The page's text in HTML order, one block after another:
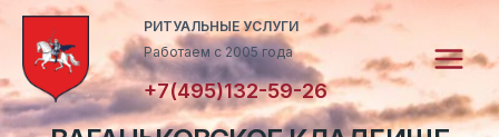
Перейти
содержимому
РИТУАЛЬНЫЕ УСЛУГИ
Работаем с 2005 года
+7(495)132-59-26
Menu